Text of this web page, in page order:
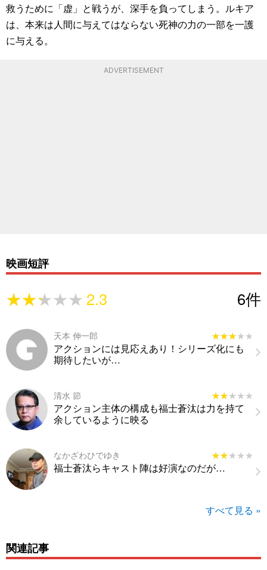
救うために「虚」と戦うが、深手を負ってしまう。ルキア
は、本来は人間に与えてはならない死神の力の一部を一護
に与える。
ADVERTISEMENT
映画短評
★★★★★
★★★★★ 2.3 6件
天本 伸一郎 ★★★★★
★★★★★
アクションには見応えあり！シリーズ化にも
期待したいが…
清水 節 ★★★★★
★★★★★
アクション主体の構成も福士蒼汰は力を持て
余しているように映る
なかざわひでゆき ★★★★★
★★★★★
福士蒼汰らキャスト陣は好演なのだが…
すべて見る »
関連記事